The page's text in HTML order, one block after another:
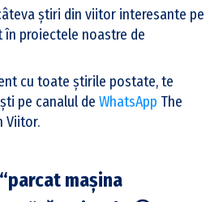
știri din viitor interesante pe
proiectele noastre de
cu toate știrile postate, te
pe canalul deWhatsApp The
Viitor.
mașina